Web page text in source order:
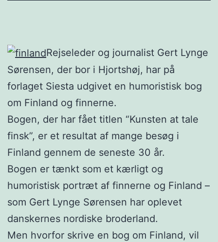
Rejseleder og journalist Gert Lynge
Sørensen, der bor i Hjortshøj, har på
forlaget Siesta udgivet en humoristisk bog
om Finland og finnerne.
Bogen, der har fået titlen “Kunsten at tale
finsk”, er et resultat af mange besøg i
Finland gennem de seneste 30 år.
Bogen er tænkt som et kærligt og
humoristisk portræt af finnerne og Finland –
som Gert Lynge Sørensen har oplevet
danskernes nordiske broderland.
Men hvorfor skrive en bog om Finland, vil